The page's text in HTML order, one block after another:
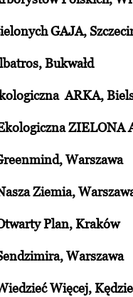
GAJA,
Bukwałd
ARKA,
ZIELONA
Warszawa
Ziemia,
Plan, Kraków
Warszawa
Więcej,